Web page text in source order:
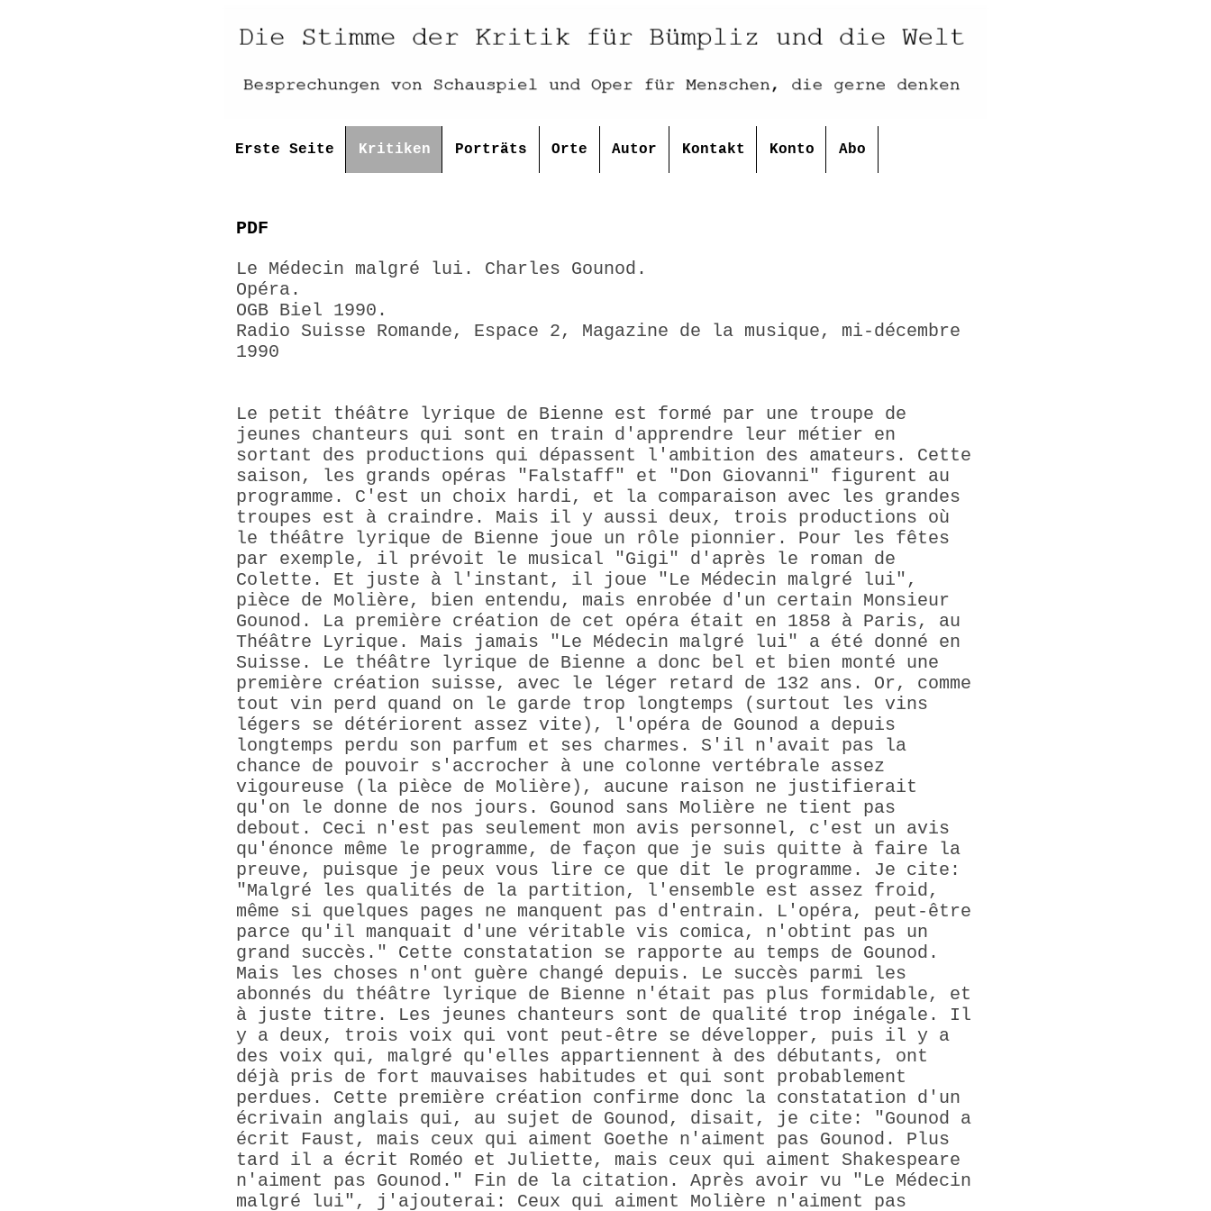
Erste Seite Kritiken Porträts Orte Autor Kontakt Konto Abo
PDF
Le Médecin malgré lui. Charles Gounod.
Opéra.
OGB Biel 1990.
Radio Suisse Romande, Espace 2, Magazine de la musique, mi-décembre
1990
Le petit théâtre lyrique de Bienne est formé par une troupe de
jeunes chanteurs qui sont en train d'apprendre leur métier en
sortant des productions qui dépassent l'ambition des amateurs. Cette
saison, les grands opéras "Falstaff" et "Don Giovanni" figurent au
programme. C'est un choix hardi, et la comparaison avec les grandes
troupes est à craindre. Mais il y aussi deux, trois productions où
le théâtre lyrique de Bienne joue un rôle pionnier. Pour les fêtes
par exemple, il prévoit le musical "Gigi" d'après le roman de
Colette. Et juste à l'instant, il joue "Le Médecin malgré lui",
pièce de Molière, bien entendu, mais enrobée d'un certain Monsieur
Gounod. La première création de cet opéra était en 1858 à Paris, au
Théâtre Lyrique. Mais jamais "Le Médecin malgré lui" a été donné en
Suisse. Le théâtre lyrique de Bienne a donc bel et bien monté une
première création suisse, avec le léger retard de 132 ans. Or, comme
tout vin perd quand on le garde trop longtemps (surtout les vins
légers se détériorent assez vite), l'opéra de Gounod a depuis
longtemps perdu son parfum et ses charmes. S'il n'avait pas la
chance de pouvoir s'accrocher à une colonne vertébrale assez
vigoureuse (la pièce de Molière), aucune raison ne justifierait
qu'on le donne de nos jours. Gounod sans Molière ne tient pas
debout. Ceci n'est pas seulement mon avis personnel, c'est un avis
qu'énonce même le programme, de façon que je suis quitte à faire la
preuve, puisque je peux vous lire ce que dit le programme. Je cite:
"Malgré les qualités de la partition, l'ensemble est assez froid,
même si quelques pages ne manquent pas d'entrain. L'opéra, peut-être
parce qu'il manquait d'une véritable vis comica, n'obtint pas un
grand succès." Cette constatation se rapporte au temps de Gounod.
Mais les choses n'ont guère changé depuis. Le succès parmi les
abonnés du théâtre lyrique de Bienne n'était pas plus formidable, et
à juste titre. Les jeunes chanteurs sont de qualité trop inégale. Il
y a deux, trois voix qui vont peut-être se développer, puis il y a
des voix qui, malgré qu'elles appartiennent à des débutants, ont
déjà pris de fort mauvaises habitudes et qui sont probablement
perdues. Cette première création confirme donc la constatation d'un
écrivain anglais qui, au sujet de Gounod, disait, je cite: "Gounod a
écrit Faust, mais ceux qui aiment Goethe n'aiment pas Gounod. Plus
tard il a écrit Roméo et Juliette, mais ceux qui aiment Shakespeare
n'aiment pas Gounod." Fin de la citation. Après avoir vu "Le Médecin
malgré lui", j'ajouterai: Ceux qui aiment Molière n'aiment pas